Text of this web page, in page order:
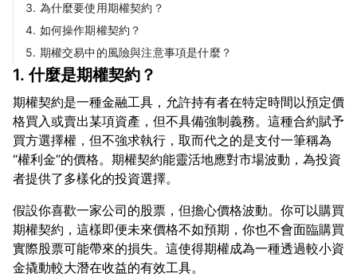
3. 為什麼要使用期權契約？
4. 如何操作期權契約？
5. 期權交易中的風險與注意事項是什麼？
1. 什麼是期權契約？
期權契約是一種金融工具，允許持有者在特定時間以預定價
格買入或賣出某項資產，但不具備強制義務。這種合約賦予
買方選擇權，但不強求執行，取而代之的是支付一筆稱為
“權利金”的價格。期權契約能靈活地應對市場波動，為投資
假設你喜歡一家公司的股票，但擔心價格波動。你可以購買
期權契約，這樣即便未來價格不如預期，你也不會面臨購買
實際股票可能帶來的損失。這使得期權成為一種透過較小資